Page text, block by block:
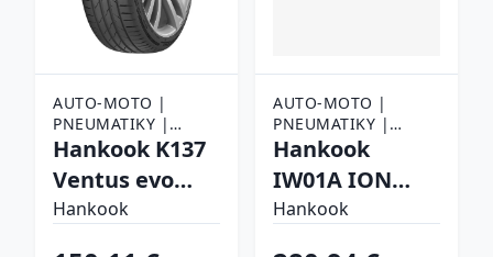
AUTO-MOTO |
PNEUMATIKY |
OSOBNÉ
Hankook K137
Ventus evo
215/35 R19 85 Y
Hankook
AUTO-MOTO |
PNEUMATIKY |
OSOBNÉ
Hankook
IW01A ION
ICEPT SUV
Hankook